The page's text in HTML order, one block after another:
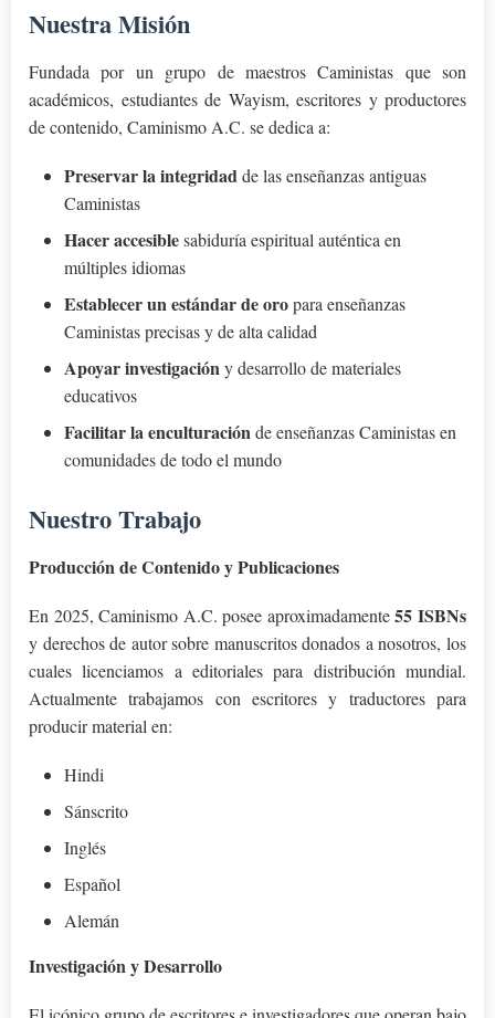
Nuestra Misión
Fundada por un grupo de maestros Caministas que son
académicos, estudiantes de Wayism, escritores y productores
de contenido, Caminismo A.C. se dedica a:
Preservar la integridadde las enseñanzas antiguas
Caministas
Hacer accesiblesabiduría espiritual auténtica en
múltiples idiomas
Establecer un estándar de oropara enseñanzas
Caministas precisas y de alta calidad
Apoyar investigacióny desarrollo de materiales
educativos
Facilitar la enculturaciónde enseñanzas Caministas en
comunidades de todo el mundo
Nuestro Trabajo
Producción de Contenido y Publicaciones
En 2025, Caminismo A.C. posee aproximadamente55 ISBNs
y derechos de autor sobre manuscritos donados a nosotros, los
cuales licenciamos a editoriales para distribución mundial.
Actualmente trabajamos con escritores y traductores para
producir material en:
Hindi
Sánscrito
Inglés
Español
Alemán
Investigación y Desarrollo